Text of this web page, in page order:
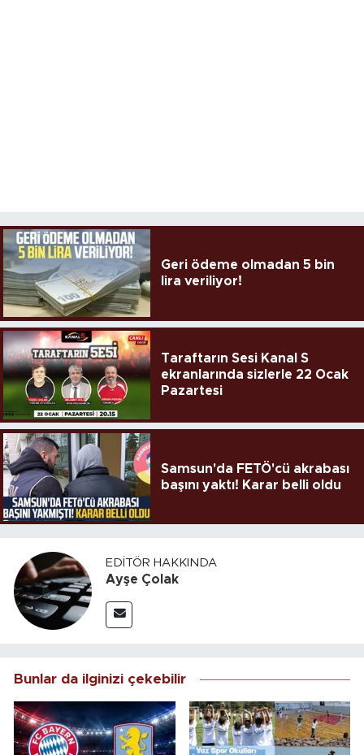
Geri ödeme olmadan 5 bin
lira veriliyor!
Taraftarın Sesi Kanal S
ekranlarında sizlerle 22 Ocak
Pazartesi
Samsun'da FETÖ'cü akrabası
başını yaktı! Karar belli oldu
EDITÖR HAKKINDA
Ayşe Çolak
Bunlar da ilginizi çekebilir